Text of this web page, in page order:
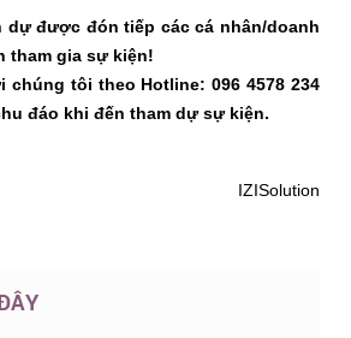
dự được đón tiếp các cá nhân/doanh
tham gia sự kiện!
chúng tôi theo Hotline: 096 4578 234
đáo khi đến tham dự sự kiện.
IZISolution